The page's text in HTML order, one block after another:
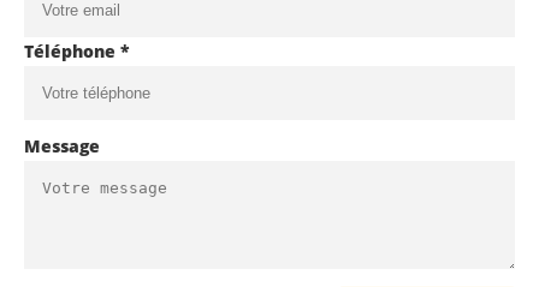
Téléphone *
Message